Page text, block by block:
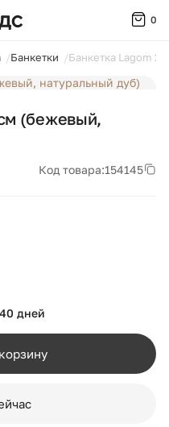
0
Банкетки Банкетка Lagom 2
(бежевый,
Код товара:154145
дней